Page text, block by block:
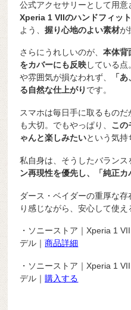
公式アクセサリーとして用意
Xperia 1 VIIのハンドフィッ
よう、握り心地のよい素材が
さらにうれしいのが、本体背
をカバーにも反映している
や雰囲気が損なわれず、
「
る自然な仕上がり です。
スマホは毎日手に取るものだ
も大切。でもやっぱり、 この
ゃんと楽しみたいという気持
私自身は、そうしたバランス
ン再現性を優先し、「純正
ダース・ベイダーの重厚な
り感じながら、安心して使え
・ソニーストア｜Xperia 1
デル｜商品詳細
・ソニーストア｜Xperia 1
デル｜購入する